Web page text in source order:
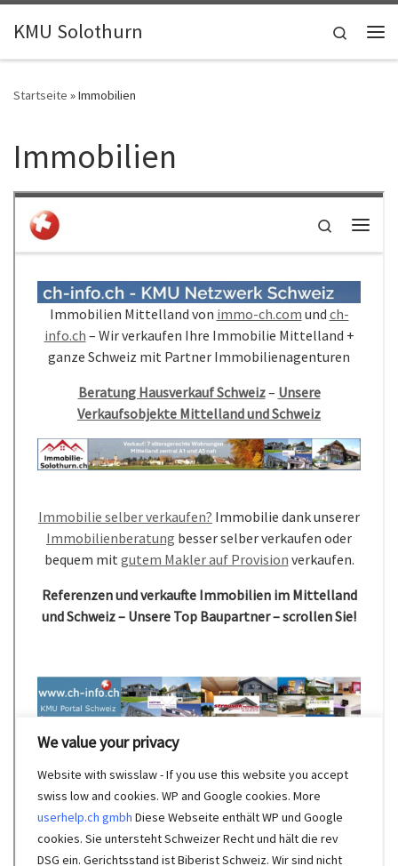
Skip to content
KMU Solothurn
Search
Startseite »Immobilien
Immobilien